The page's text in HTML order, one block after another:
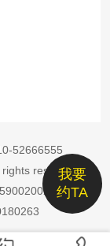
我要
约TA
52666555
reserved
号